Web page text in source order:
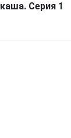
Серия 1